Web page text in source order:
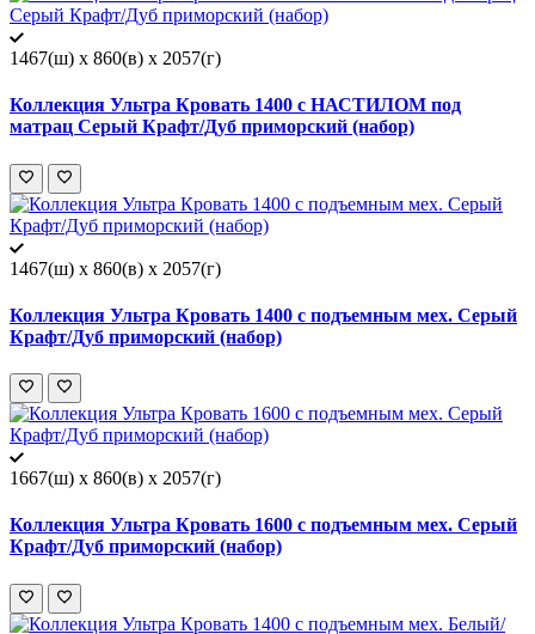
1467(ш) x 860(в) x 2057(г)
Коллекция Ультра Кровать 1400 с НАСТИЛОМ под
матрац Серый Крафт/Дуб приморский (набор)
1467(ш) x 860(в) x 2057(г)
Коллекция Ультра Кровать 1400 с подъемным мех. Серый
Крафт/Дуб приморский (набор)
1667(ш) x 860(в) x 2057(г)
Коллекция Ультра Кровать 1600 с подъемным мех. Серый
Крафт/Дуб приморский (набор)